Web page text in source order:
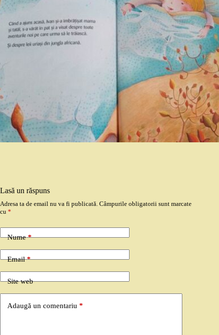
Lasă un răspuns
Adresa ta de email nu va fi publicată. Câmpurile obligatorii sunt marcate
cu *
Nume*
Email*
Site web
Adaugă un comentariu *